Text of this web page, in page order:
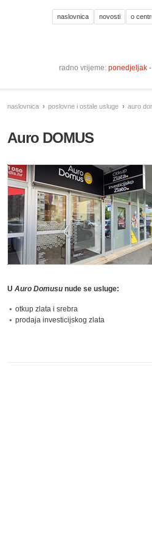
naslovnica novosti o
radno vrijeme: ponedjeljak
naslovnica poslovne i ostale usluge auro
Auro DOMUS
U Auro Domusu nude se usluge:
otkup zlata i srebra
prodaja investicijskog zlata